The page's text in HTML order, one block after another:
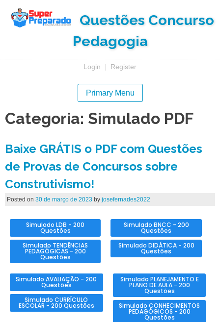
Questões Concurso
Pedagogia
Login | Register
Primary Menu
Categoria: Simulado PDF
Baixe GRÁTIS o PDF com Questões
de Provas de Concursos sobre
Construtivismo!
Posted on 30 de março de 2023 by josefernades2022
Simulado LDB - 200
Questões
Simulado TENDÊNCIAS
PEDAGÓGICAS - 200
Questões
Simulado BNCC - 200
Questões
Simulado DIDÁTICA - 200
Questões
Simulado AVALIAÇÃO - 200
Questões
Simulado CURRÍCULO
ESCOLAR - 200 Questões
Simulado PLANEJAMENTO E
PLANO DE AULA - 200
Questões
Simulado CONHECIMENTOS
PEDAGÓGICOS - 200
Questões